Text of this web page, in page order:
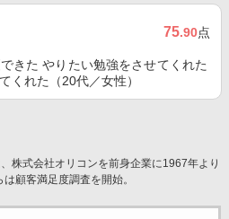
75.90点
きた やりたい勉強をさせてくれた
くれた（20代／女性）
株式会社オリコンを前身企業に1967年より
顧客満足度調査を開始。